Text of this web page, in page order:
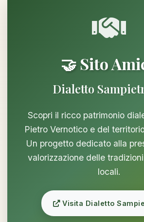
🤝 Sito
Dialetto
Scopri il ricco patrimonio
Pietro Vernotico e del
Un progetto dedicato alla
valorizzazione delle
locali.
Visita Dialetto